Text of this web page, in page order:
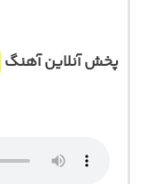
پخش آنلاین آهنگ